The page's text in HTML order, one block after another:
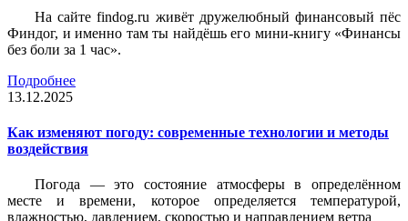
На сайте findog.ru живёт дружелюбный финансовый пёс
Финдог, и именно там ты найдёшь его мини‑книгу «Финансы
без боли за 1 час».
Подробнее
13.12.2025
Как изменяют погоду: современные технологии и методы
воздействия
Погода — это состояние атмосферы в определённом
месте и времени, которое определяется температурой,
влажностью, давлением, скоростью и направлением ветра